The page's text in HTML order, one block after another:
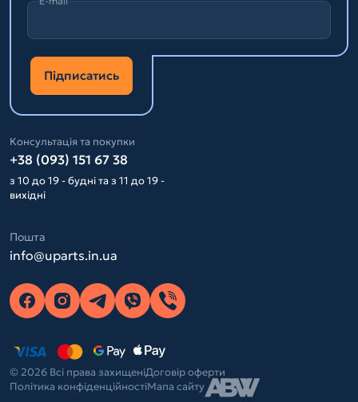
Підписатись
Консультація та покупки
+38 (093) 151 67 38
з 10 до 19 - будні та з 11 до 19 -
вихідні
Пошта
info@uparts.in.ua
© 2026 Всі права захищеніДоговір оферти
Політика конфіденційностіМапа сайту